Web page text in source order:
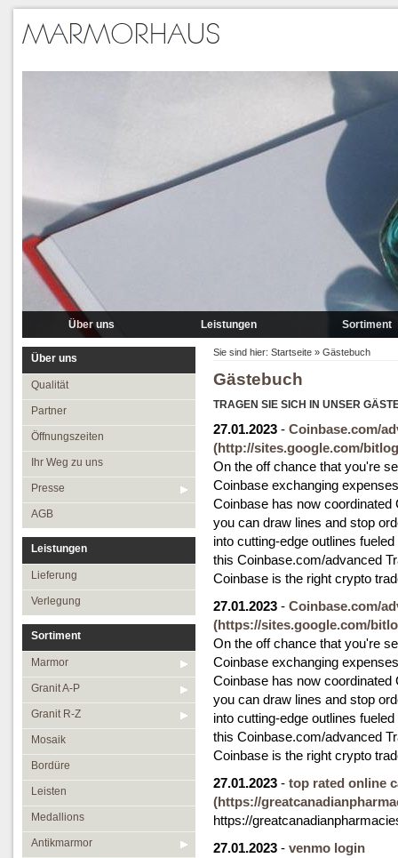
Über uns
Partner
Ihr Weg zu uns
Presse
Leistungen
Lieferung
Verlegung
Sortiment
Marmor
Granit R-Z
Mosaik
Leisten
Medallions
Antikmarmor
Über uns
Qualität
Partner
Öffnungszeiten
Ihr Weg zu uns
Presse
AGB
Leistungen
Lieferung
Verlegung
Sortiment
Marmor
Granit A-P
Granit R-Z
Mosaik
Bordüre
Leisten
Medallions
Antikmarmor
Sie sind hier: Startseite » Gästebuch
Gästebuch
TRAGEN SIE SICH IN UNSER
27.01.2023 - Coinbase.com/
(http://sites.google.com/
On the off chance that you're
Coinbase exchanging
Coinbase has now
you can draw lines and stop
into cutting-edge outlines
this Coinbase.com/advanced
Coinbase is the right crypto
27.01.2023 - Coinbase.com/
(https://sites.google.com/
On the off chance that you're
Coinbase exchanging
Coinbase has now
you can draw lines and stop
into cutting-edge outlines
this Coinbase.com/advanced
Coinbase is the right crypto
27.01.2023 - top rated online
(https://
https://
27.01.2023 - venmo login